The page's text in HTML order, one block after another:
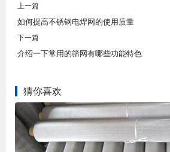
上一篇
如何提高不锈钢电焊网的使用质量
下一篇
介绍一下常用的筛网有哪些功能特色
猜你喜欢